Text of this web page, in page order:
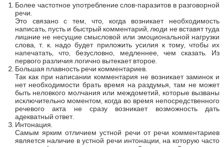
Более частотное употребление слов-паразитов в разговорной
речи.
Это связано с тем, что, когда возникает необходимость
написать, пусть и быстрый комментарий, люди не вставят туда
лишние не несущие смысловой или эмоциональной нагрузки
слова, т. к. надо будет приложить усилия к тому, чтобы их
напечатать, что, безусловно, медленнее, чем сказать. Из
первого различия логично вытекает второе.
Большая плавность речи комментариев.
Так как при написании комментария не возникает заминок и
нет необходимости брать время на раздумья, там не может
быть неловкого молчания или междометий, которые вызваны
исключительно моментом, когда во время непосредственного
речевого акта не сразу возникает возможность дать
адекватный ответ.
Интонация.
Самым ярким отличием устной речи от речи комментариев
является наличие в устной речи интонации, на которую часто